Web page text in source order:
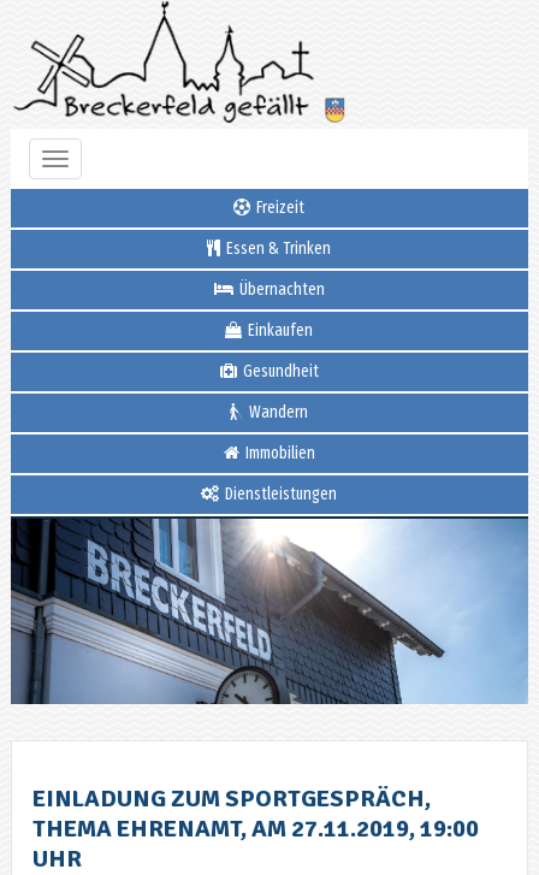
Toggle
navigation
Freizeit
Essen & Trinken
Übernachten
Einkaufen
Gesundheit
Wandern
Immobilien
Dienstleistungen
EINLADUNG ZUM SPORTGESPRÄCH,
THEMA EHRENAMT, AM 27.11.2019, 19:00
UHR